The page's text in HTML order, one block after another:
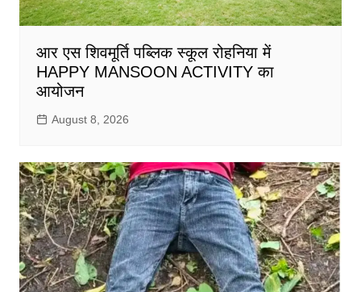
आर एस शिवमूर्ति पब्लिक स्कूल रोहनिया में
HAPPY MANSOON ACTIVITY का
आयोजन
August 8, 2026